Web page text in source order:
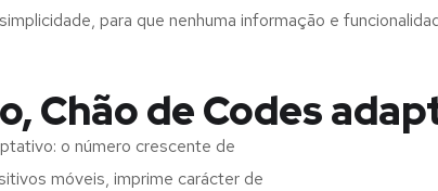
para que nenhuma informação e
Chão de Codes
o número crescente de
móveis, imprime carácter de